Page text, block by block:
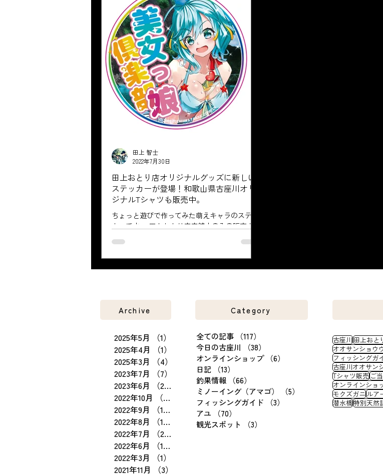
田上おとり店オリジナルグッズに新しい
ステッカーが登場！和歌山県古座川オリ
ジナルTシャツも販売中。
ちょっと遊びで作ってみた萌えキャラのステッ
カーです。 田上おとり店店舗内のみの販売とな
ルTシャツの販売も行っております。 こちらは
田上おとり店オンラインショップでも販売して
おりますのでどうぞよろしくお願いいたしま
田上 智士
2022年7月30日
Archive
2025年5月 （1）
1件の記事
2025年4月
（1）
1件の記事
2025年3月
（4）
4件の記事
2023年7月
（7）
7件の記事
2023年6月
（25）
25件の記事
2022年10月
（3）
3件の記事
2022年9月
（15）
15件の記事
2022年8月
（10）
10件の記事
2022年7月
（23）
2022年6月
（19）
2022年3月
（1）
2021年11月
（3）
Category
全ての記事 （117）
今日の古座川
（38）
オンラインショップ
（6）
日記
（13）
釣果情報
（66）
ミノーイング（アマゴ）
（5）
5件の記事
フィッシングガイド
（3）
アユ
（70）
観光スポット
（3）
古座川田上おと
オオサンショウ
フィッシングガ
古座川オオサン
Tシャツ販売ご
オンラインショ
モクズガニルア
潜水橋特別天然